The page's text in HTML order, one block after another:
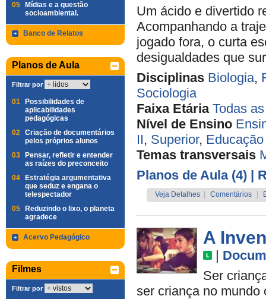
05
Mídias e a questão
socioambiental.
Banco de Relatos
Planos de Aula
Filtrar por
01
Possibilidades de
aplicabilidades
pedagógicas
02 Criação de documentários
pelos próprios alunos
03
Pensar, refletir e entender
as raízes do preconceito
04
Estratégia argumentativa
que seduz e engana o
telespectador
05
Reduzindo o lixo, o planeta
agradece
Acervo Pedagógico
Filmes
Filtrar por
Um ácido e divertido
Acompanhando a
jogado fora, o curta
desigualdades que
Disciplinas Biologia,
Sociologia
Faixa Etária Todas
Nível de Ensino
II, Superior,
Temas transversais
Planos de Aula (4) |
Veja Detalhes Comentários
A
|
Ser
ser criança no mundo